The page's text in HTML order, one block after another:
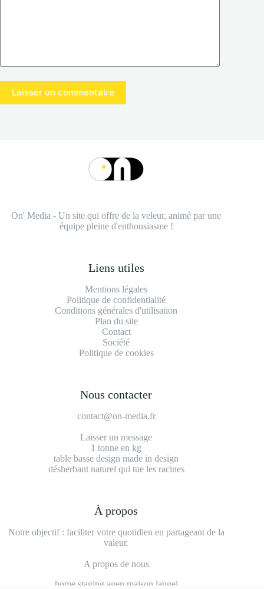
Laisser un commentaire
On' Media - Un site qui offre de la veleur, animé par une
équipe pleine d'enthousiasme !
Liens utiles
Mentions légales
Politique de confidentialité
Conditions générales d'utilisation
Plan du site
Contact
Société
Politique de cookies
Nous contacter
contact@on-media.fr
Laisser un message
1 tonne en kg
table basse design made in design
désherbant naturel qui tue les racines
À propos
Notre objectif : faciliter votre quotidien en partageant de la
valeur.
A propos de nous
home staging agen maison langel